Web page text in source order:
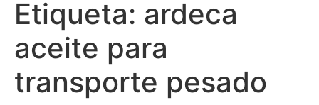
Etiqueta: ardeca
aceite para
transporte pesado